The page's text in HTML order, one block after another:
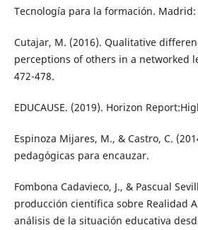
Tecnología para la formación. Madrid:
Cutajar, M. (2016). Qualitative
perceptions of others in a networked
472-478.
EDUCAUSE. (2019). Horizon
Espinoza Mijares, M., & Castro, C.
pedagógicas para encauzar.
Fombona Cadavieco, J., & Pascual
producción científica sobre Realidad
análisis de la situación educativa